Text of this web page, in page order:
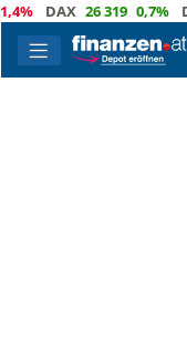
DAX 26 319 0,7% Dow